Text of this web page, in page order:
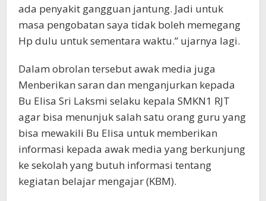
ada penyakit gangguan jantung. Jadi untuk
masa pengobatan saya tidak boleh memegang
Hp dulu untuk sementara waktu.” ujarnya lagi.
Dalam obrolan tersebut awak media juga
Menberikan saran dan menganjurkan kepada
Bu Elisa Sri Laksmi selaku kepala SMKN1 RJT
agar bisa menunjuk salah satu orang guru yang
bisa mewakili Bu Elisa untuk memberikan
informasi kepada awak media yang berkunjung
ke sekolah yang butuh informasi tentang
kegiatan belajar mengajar (KBM).